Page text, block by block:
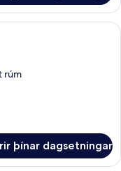
rúm
þínar dagsetningar